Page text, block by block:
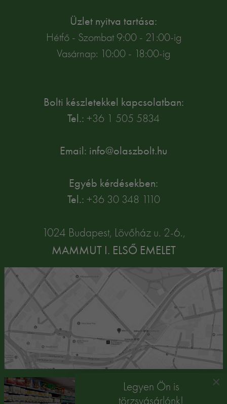
Üzlet nyitva tartása:
Hétfő - Szombat 9:00 - 21:00-ig
Vasárnap: 10:00 - 18:00-ig
Bolti készletekkel kapcsolatban:
Tel.: +36 1 505 5834
Email: info@olaszbolt.hu
Egyéb kérdésekben:
Tel.: +36 30 348 1110
1024 Budapest, Lövőház u. 2-6.,
MAMMUT I. ELSŐ EMELET
×
Legyen Ön is
törzsvásárlónk!